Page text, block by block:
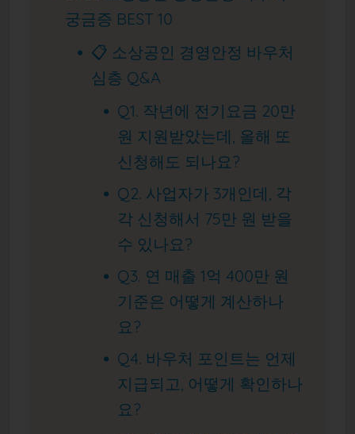
궁금증 BEST 10
📋 소상공인 경영안정 바우처
심층 Q&A
Q1. 작년에 전기요금 20만
원 지원받았는데, 올해 또
신청해도 되나요?
Q2. 사업자가 3개인데, 각
각 신청해서 75만 원 받을
수 있나요?
Q3. 연 매출 1억 400만 원
기준은 어떻게 계산하나
요?
Q4. 바우처 포인트는 언제
지급되고, 어떻게 확인하나
요?